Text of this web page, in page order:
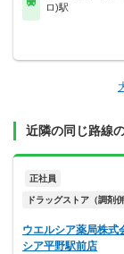
ロ)駅
近隣の同じ路線
正社員
ドラッグストア（調剤併
ウエルシア薬局株
シア平野駅前店